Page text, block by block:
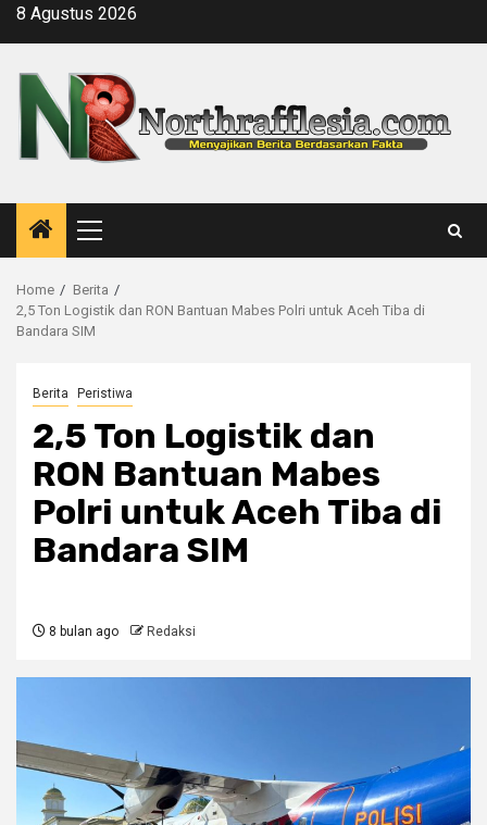
Skip8 Agustus 2026
Primary
Menu
Home
Berita
2,5 Ton Logistik dan RON Bantuan Mabes Polri untuk Aceh Tiba di
Bandara SIM
Berita Peristiwa
2,5 Ton Logistik dan
RON Bantuan Mabes
Polri untuk Aceh Tiba di
Bandara SIM
8 bulan ago Redaksi